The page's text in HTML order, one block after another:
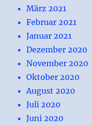
März 2021
Februar 2021
Januar 2021
Dezember 2020
November 2020
Oktober 2020
August 2020
Juli 2020
Juni 2020